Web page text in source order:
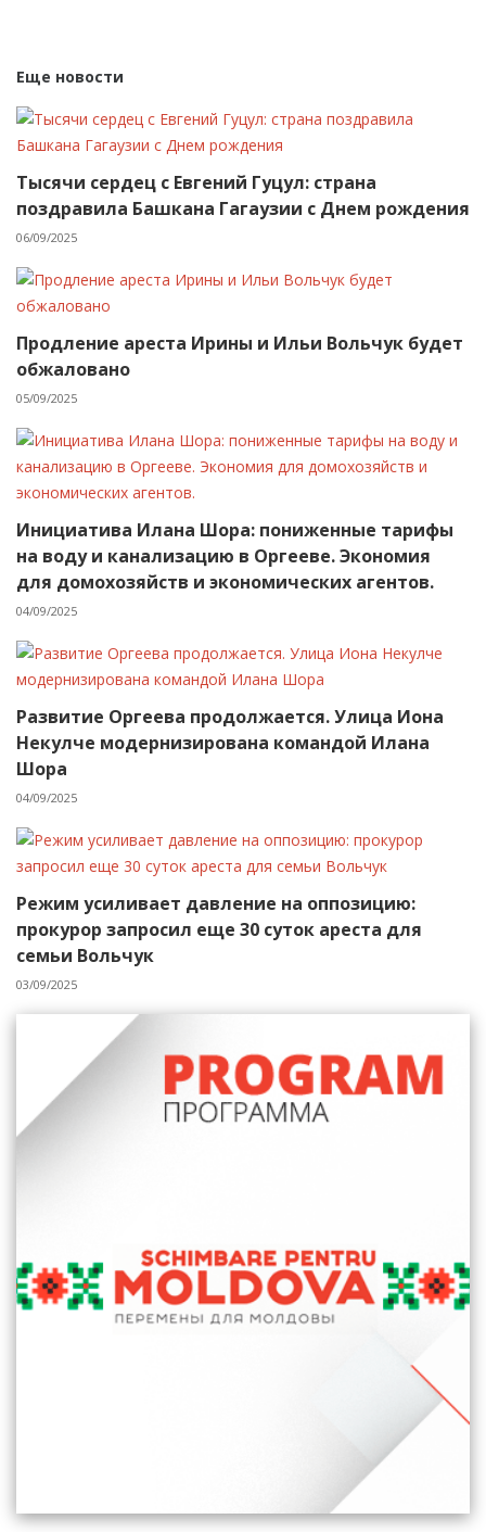
Еще новости
Тысячи сердец с Евгений Гуцул: страна
поздравила Башкана Гагаузии с Днем рождения
06/09/2025
Продление ареста Ирины и Ильи Вольчук будет
обжаловано
05/09/2025
Инициатива Илана Шора: пониженные тарифы
на воду и канализацию в Оргееве. Экономия
для домохозяйств и экономических агентов.
04/09/2025
Развитие Оргеева продолжается. Улица Иона
Некулче модернизирована командой Илана
Шора
04/09/2025
Режим усиливает давление на оппозицию:
прокурор запросил еще 30 суток ареста для
семьи Вольчук
03/09/2025